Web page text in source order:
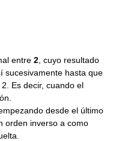
entre 2 , cuyo resultado
sucesivamente hasta que
Es decir, cuando el
desde el último
orden inverso a como